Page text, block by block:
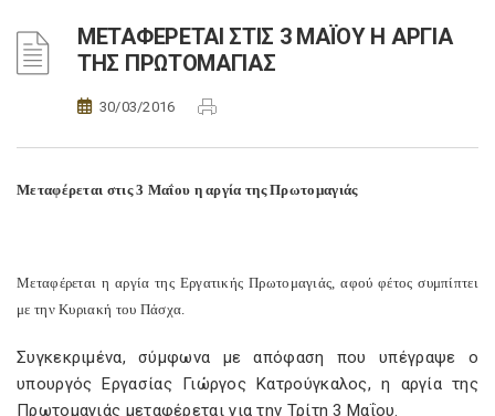
ΜΕΤΑΦΕΡΕΤΑΙ ΣΤΙΣ 3 ΜΑΪΟΥ Η ΑΡΓΙΑ
ΤΗΣ ΠΡΩΤΟΜΑΓΙΑΣ
30/03/2016
Μεταφέρεται στις 3 Μαΐου η αργία της Πρωτομαγιάς
Μεταφέρεται η αργία της Εργατικής Πρωτομαγιάς, αφού φέτος συμπίπτει
με την Κυριακή του Πάσχα.
Συγκεκριμένα, σύμφωνα με απόφαση που υπέγραψε ο
υπουργός Εργασίας Γιώργος Κατρούγκαλος, η αργία της
Πρωτομαγιάς μεταφέρεται για την Τρίτη 3 Μαΐου.